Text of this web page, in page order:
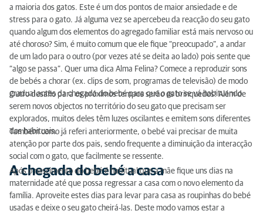
a maioria dos gatos. Este é um dos pontos de maior ansiedade e de
stress para o gato. Já alguma vez se apercebeu da reacção do seu gato
quando algum dos elementos do agregado familiar está mais nervoso ou
até choroso? Sim, é muito comum que ele fique “preocupado”, a andar
de um lado para o outro (por vezes até se deita ao lado) pois sente que
“algo se passa”. Quer uma dica Alma Felina? Comece a reproduzir sons
de bebés a chorar (ex. clips de som, programas de televisão) de modo
gradual antes da chegada do bebé para que o gato se vá habituando.
Outro desafio para os próximos tempos serão os brinquedos! Além de
serem novos objectos no território do seu gato que precisam ser
explorados, muitos deles têm luzes oscilantes e emitem sons diferentes
dos habituais.
Também como já referi anteriormente, o bebé vai precisar de muita
atenção por parte dos pais, sendo frequente a diminuição da interacção
social com o gato, que facilmente se ressente.
A chegada do bebé a casa
Após o nascimento do bebé é habitual que a mãe fique uns dias na
maternidade até que possa regressar a casa com o novo elemento da
família. Aproveite estes dias para levar para casa as roupinhas do bebé
usadas e deixe o seu gato cheirá-las. Deste modo vamos estar a